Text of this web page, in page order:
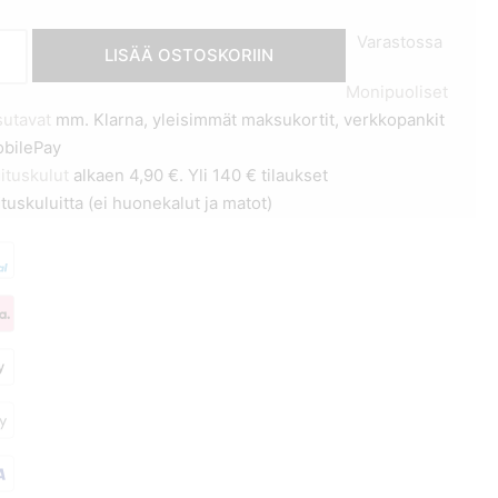
LISÄÄ OSTOSKORIIN
Varastossa
Monipuoliset
mm. Klarna, yleisimmät maksukortit, verkkopankit
alkaen 4,90 €. Yli 140 € tilaukset
(ei huonekalut ja matot)